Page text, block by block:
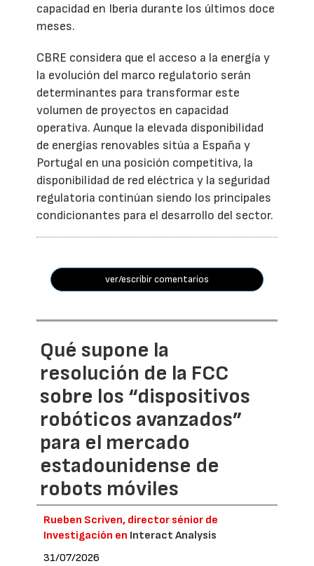
capacidad en Iberia durante los últimos doce
meses.
CBRE considera que el acceso a la energía y
la evolución del marco regulatorio serán
determinantes para transformar este
volumen de proyectos en capacidad
operativa. Aunque la elevada disponibilidad
de energías renovables sitúa a España y
Portugal en una posición competitiva, la
disponibilidad de red eléctrica y la seguridad
regulatoria continúan siendo los principales
condicionantes para el desarrollo del sector.
ver/escribir comentarios
Qué supone la
resolución de la FCC
sobre los “dispositivos
robóticos avanzados”
para el mercado
estadounidense de
robots móviles
Rueben Scriven, director sénior de
Investigación en Interact Analysis
31/07/2026